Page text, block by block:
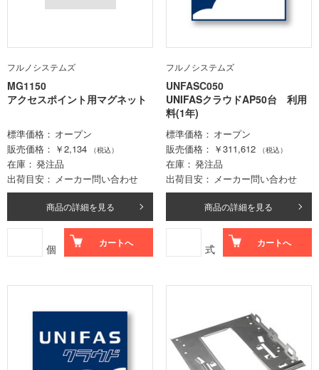
フルノシステムズ
MG1150
アクセスポイント用マグネット
標準価格
オープン
販売価格
￥2,134 （税込）
在庫
発注品
出荷目安
メーカー問い合わせ
商品の詳細を見る
個 カートへ
フルノシステムズ
UNFASC050
UNIFASクラウドAP50台 利用
料(1年)
標準価格
オープン
販売価格
￥311,612 （税込）
在庫
発注品
出荷目安
メーカー問い合わせ
商品の詳細を見る
式 カートへ